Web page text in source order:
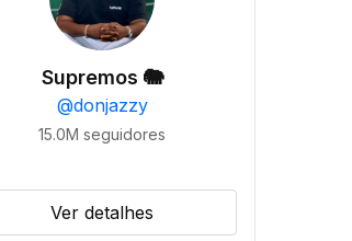
Supremos 🐘
@donjazzy
15.0M seguidores
Ver detalhes